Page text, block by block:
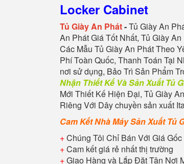
Locker Cabinet
Tủ Giày An Phát-Tủ Giày An
An PhátGiá Tốt Nhất, Tủ Giày An
Các Mẫu Tủ Giày An PhátTheo
Phí Toàn Quốc, Thanh Toán Tại
nơi sử dụng, Bảo Trì Sản Phẩm
Nhận Thiết Kế Và Sản XuấtTủ
Mới Thiết Kế Hiện Đại, Tủ Giày
Riêng Với Dây chuyền sản xuất
Cam Kết Nhà Máy Sản XuấtTủ
+Chúng Tôi Chỉ Bán Với Giá
+Cam kết giá rẻ nhất thị trường
+Giao Hàng và Lắp Đặt Tận Nơi